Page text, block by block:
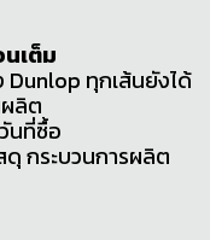
เต็ม
Dunlop ทุกเส้นยังได้
ลิต
นที่ซื้อ
กระบวนการผลิต